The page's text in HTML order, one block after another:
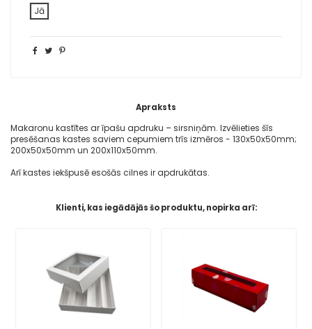
Jā
Apraksts
Makaronu kastītes ar īpašu apdruku – sirsniņām. Izvēlieties šīs
presēšanas kastes saviem cepumiem trīs izmēros - 130x50x50mm;
200x50x50mm un 200x110x50mm.
Arī kastes iekšpusē esošās cilnes ir apdrukātas.
Klienti, kas iegādājās šo produktu, nopirka arī: